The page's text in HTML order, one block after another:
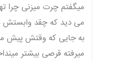
میگفتم چرت میزنی چرا
می دید که چقد
به جایی که وقتش پیش
میرفته قرصی بیشتر